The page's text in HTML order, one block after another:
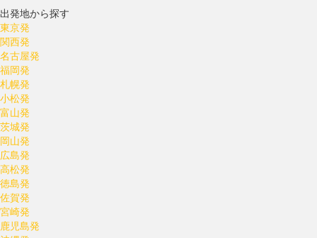
出発地から探す
東京発
関西発
名古屋発
福岡発
札幌発
小松発
富山発
茨城発
岡山発
広島発
高松発
徳島発
佐賀発
宮崎発
鹿児島発